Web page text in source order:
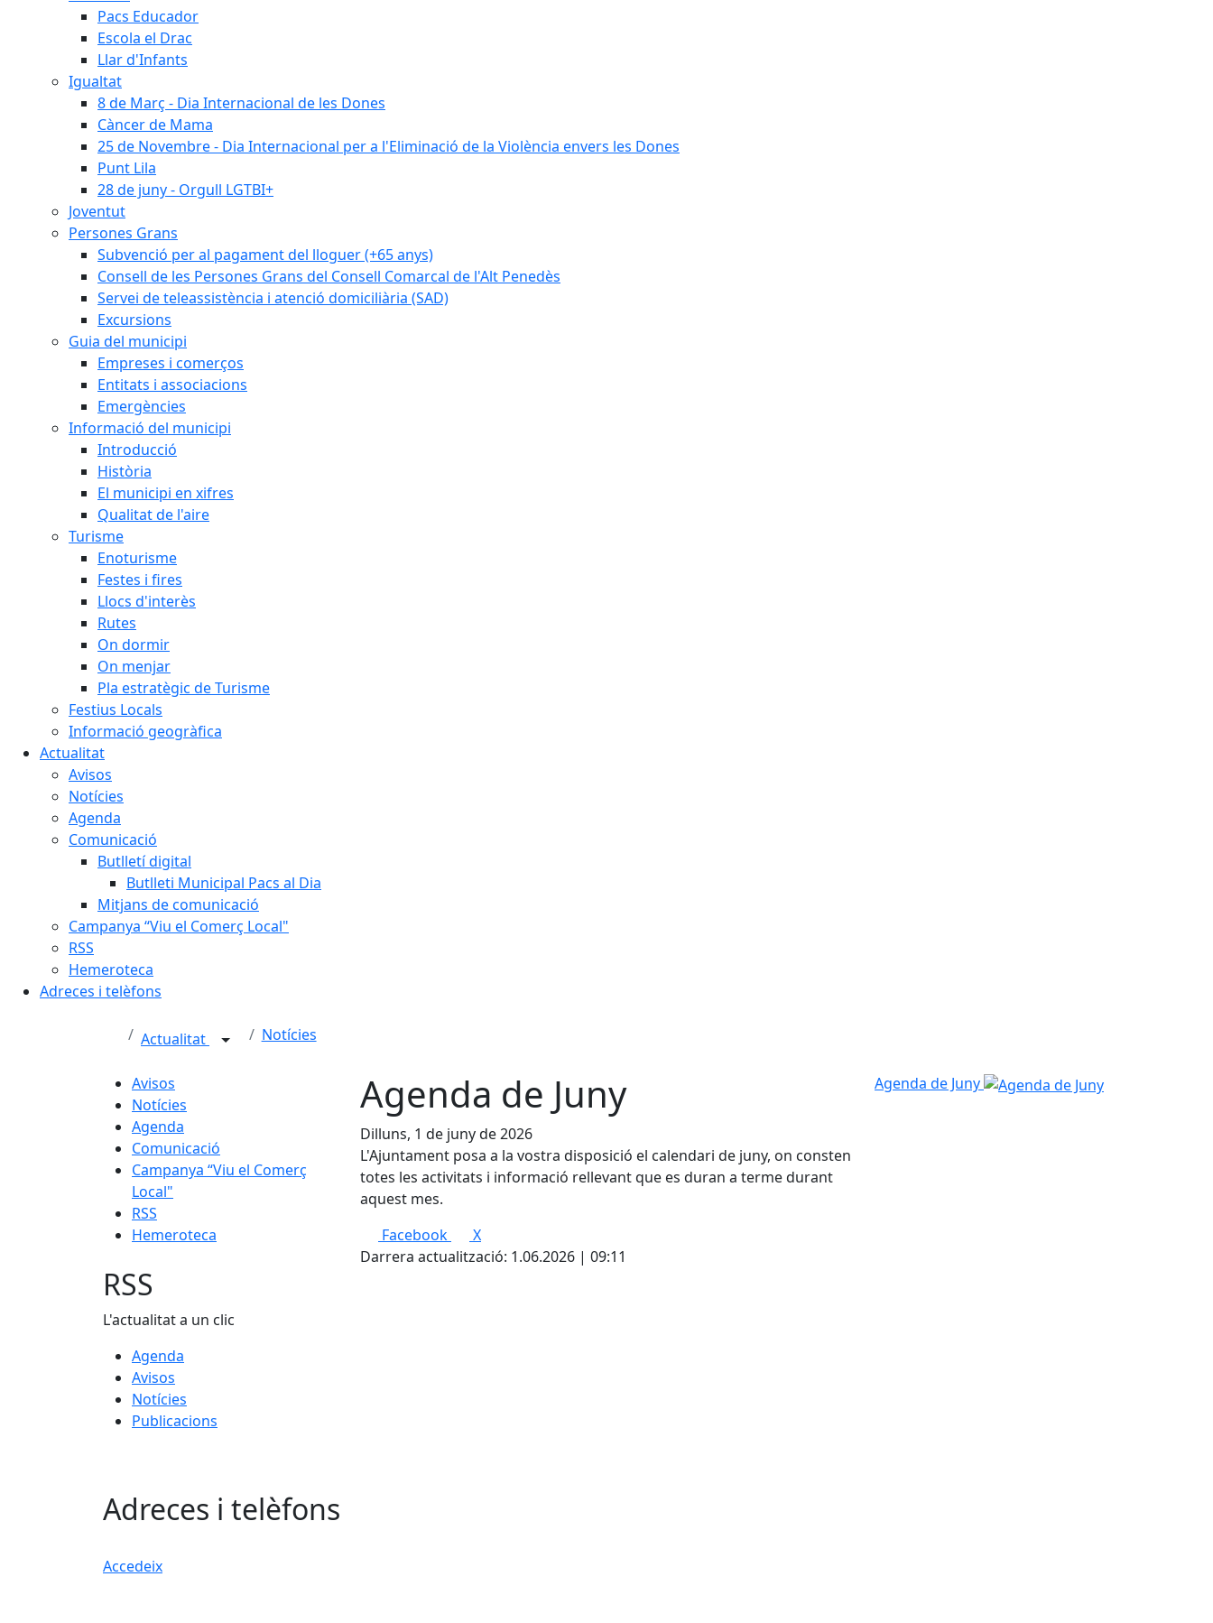
Pacs Educador
Escola el Drac
Llar d'Infants
Igualtat
8 de Març - Dia Internacional de les Dones
Càncer de Mama
25 de Novembre - Dia Internacional per a l'Eliminació de la Violència envers les Dones
Punt Lila
28 de juny - Orgull LGTBI+
Joventut
Persones Grans
Subvenció per al pagament del lloguer (+65 anys)
Consell de les Persones Grans del Consell Comarcal de l'Alt Penedès
Servei de teleassistència i atenció domiciliària (SAD)
Excursions
Guia del municipi
Empreses i comerços
Entitats i associacions
Emergències
Informació del municipi
Introducció
Història
El municipi en xifres
Qualitat de l'aire
Turisme
Enoturisme
Festes i fires
Llocs d'interès
Rutes
On dormir
On menjar
Pla estratègic de Turisme
Festius Locals
Informació geogràfica
Actualitat
Avisos
Notícies
Agenda
Comunicació
Butlletí digital
Butlleti Municipal Pacs al Dia
Mitjans de comunicació
Campanya “Viu el Comerç Local"
RSS
Hemeroteca
Adreces i telèfons
Actualitat Notícies
Avisos
Notícies
Agenda
Comunicació
Campanya “Viu el Comerç
Local"
RSS
Hemeroteca
Agenda de Juny
Dilluns, 1 de juny de 2026
L'Ajuntament posa a la vostra disposició el calendari de juny, on consten
totes les activitats i informació rellevant que es duran a terme durant
aquest mes.
Facebook
X
Darrera actualització: 1.06.2026 | 09:11
Agenda de Juny
RSS
L'actualitat a un clic
Agenda
Avisos
Notícies
Publicacions
Adreces i telèfons
Accedeix